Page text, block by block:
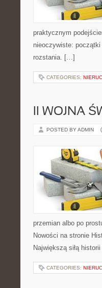
praktycznym
nieoczywiste:
rozstania. […]
CATEGORIES:
II WOJNA
POSTED BY ADMIN
przemian albo po
Nowości na stronie
Największą siłą
CATEGORIES: